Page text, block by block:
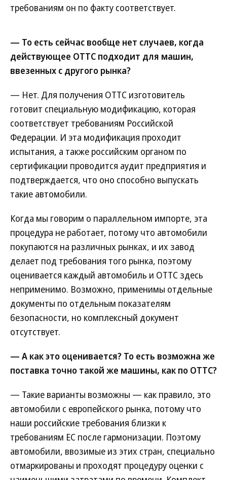
требованиям он по факту соответствует.
— То есть сейчас вообще нет случаев, когда
действующее ОТТС подходит для машин,
ввезенных с другого рынка?
— Нет. Для получения ОТТС изготовитель
готовит специальную модификацию, которая
соответствует требованиям Российской
Федерации. И эта модификация проходит
испытания, а также российским органом по
сертификации проводится аудит предприятия и
подтверждается, что оно способно выпускать
такие автомобили.
Когда мы говорим о параллельном импорте, эта
процедура не работает, потому что автомобили
покупаются на различных рынках, и их завод
делает под требования того рынка, поэтому
оценивается каждый автомобиль и ОТТС здесь
неприменимо. Возможно, применимы отдельные
документы по отдельным показателям
безопасности, но комплексный документ
отсутствует.
— А как это оценивается? То есть возможна же
поставка точно такой же машины, как по ОТТС?
— Такие варианты возможны — как правило, это
автомобили с европейского рынка, потому что
наши российские требования близки к
требованиям ЕС после гармонизации. Поэтому
автомобили, ввозимые из этих стран, специально
отмаркированы и проходят процедуру оценки с